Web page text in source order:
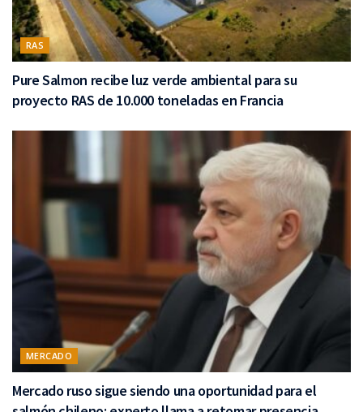
RAS
Pure Salmon recibe luz verde ambiental para su
proyecto RAS de 10.000 toneladas en Francia
MERCADO
Mercado ruso sigue siendo una oportunidad para el